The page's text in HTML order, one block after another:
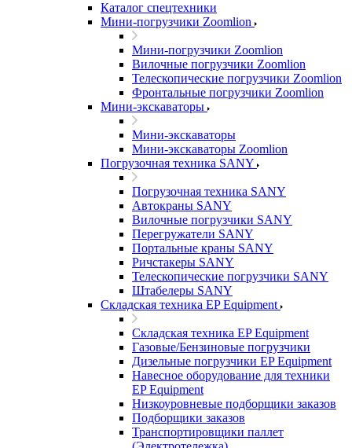
Каталог спецтехники
Мини-погрузчики Zoomlion
Мини-погрузчики Zoomlion
Вилочные погрузчики Zoomlion
Телескопические погрузчики Zoomlion
Фронтальные погрузчики Zoomlion
Мини-экскаваторы
Мини-экскаваторы
Мини-экскаваторы Zoomlion
Погрузочная техника SANY
Погрузочная техника SANY
Автокраны SANY
Вилочные погрузчики SANY
Перегружатели SANY
Портальные краны SANY
Ричстакеры SANY
Телескопические погрузчики SANY
Штабелеры SANY
Складская техника EP Equipment
Складская техника EP Equipment
Газовые/Бензиновые погрузчики
Дизельные погрузчики EP Equipment
Навесное оборудование для техники
EP Equipment
Низкоуровневые подборщики заказов
Подборщики заказов
Транспортировщики паллет